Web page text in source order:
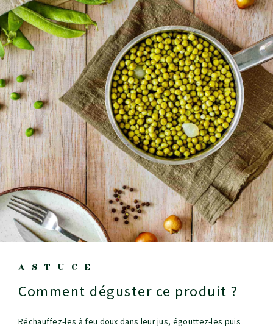
ASTUCE
Comment déguster ce produit ?
Réchauffez-les à feu doux dans leur jus, égouttez-les puis